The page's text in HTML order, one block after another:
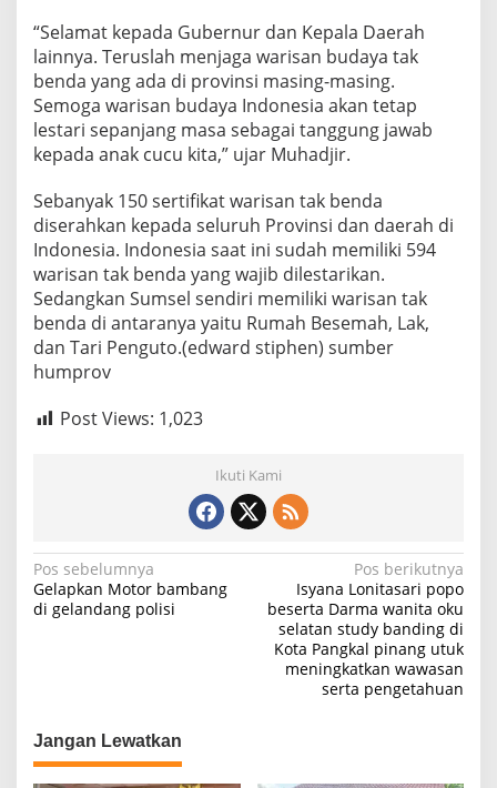
t
a
k
b
e
d
a
“Selamat kepada Gubernur dan Kepala Daerah
lainnya. Teruslah menjaga warisan budaya tak
benda yang ada di provinsi masing-masing.
Semoga warisan budaya Indonesia akan tetap
lestari sepanjang masa sebagai tanggung jawab
kepada anak cucu kita,” ujar Muhadjir.
Sebanyak 150 sertifikat warisan tak benda
diserahkan kepada seluruh Provinsi dan daerah di
Indonesia. Indonesia saat ini sudah memiliki 594
warisan tak benda yang wajib dilestarikan.
Sedangkan Sumsel sendiri memiliki warisan tak
benda di antaranya yaitu Rumah Besemah, Lak,
dan Tari Penguto.(edward stiphen) sumber
humprov
Post Views: 1,023
Ikuti Kami
N
a
a
s
Pos sebelumnya
Gelapkan Motor bambang
di gelandang polisi
Pos berikutnya
Isyana Lonitasari popo
beserta Darma wanita oku
selatan study banding di
Kota Pangkal pinang utuk
meningkatkan wawasan
serta pengetahuan
Jangan Lewatkan